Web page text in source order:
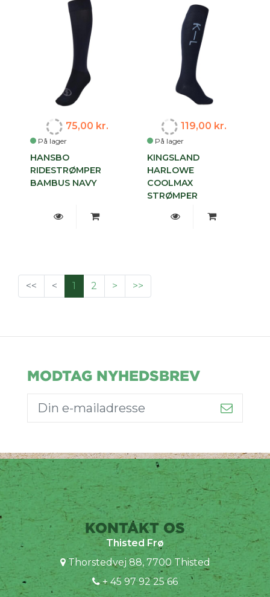
På lager
75,00 kr.
HANSBO
RIDESTRØMPER
BAMBUS NAVY
På lager
119,00 kr.
KINGSLAND
HARLOWE
COOLMAX
STRØMPER
<< < 1 2 > >>
MODTAG NYHEDSBREV
KONTAKT OS
Thisted Frø
Thorstedvej 88, 7700 Thisted
+ 45 97 92 25 66